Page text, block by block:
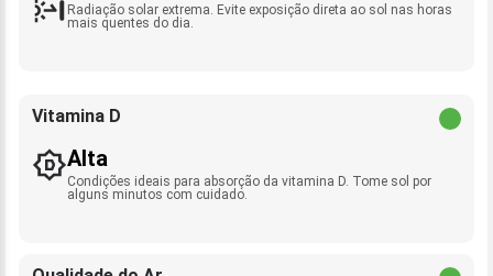
Radiação solar extrema. Evite exposição direta ao sol nas horas
mais quentes do dia.
Vitamina D
Alta
Condições ideais para absorção da vitamina D. Tome sol por
alguns minutos com cuidado.